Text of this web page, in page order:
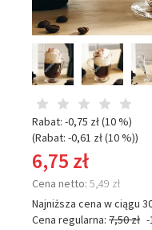
Rabat: -0,75 zł(10 %)
(Rabat: -0,61 zł(10 %))
6,75 zł
Cena netto: 5,49 zł
Najniższa cena w ciągu
Cena regularna: 7,50 zł -